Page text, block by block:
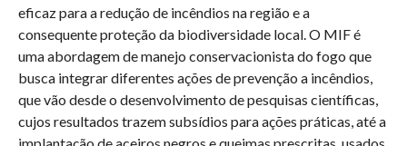
eficaz para a redução de incêndios na região e a
consequente proteção da biodiversidade local. O MIF é
uma abordagem de manejo conservacionista do fogo que
busca integrar diferentes ações de prevenção a incêndios,
que vão desde o desenvolvimento de pesquisas científicas,
cujos resultados trazem subsídios para ações práticas, até a